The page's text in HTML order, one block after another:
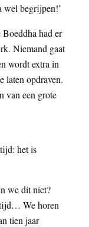
wel begrijpen!’
Boeddha had er
Niemand gaat
wordt extra in
laten opdraven.
van een grote
het is
we dit niet?
tijd… We horen
tien jaar